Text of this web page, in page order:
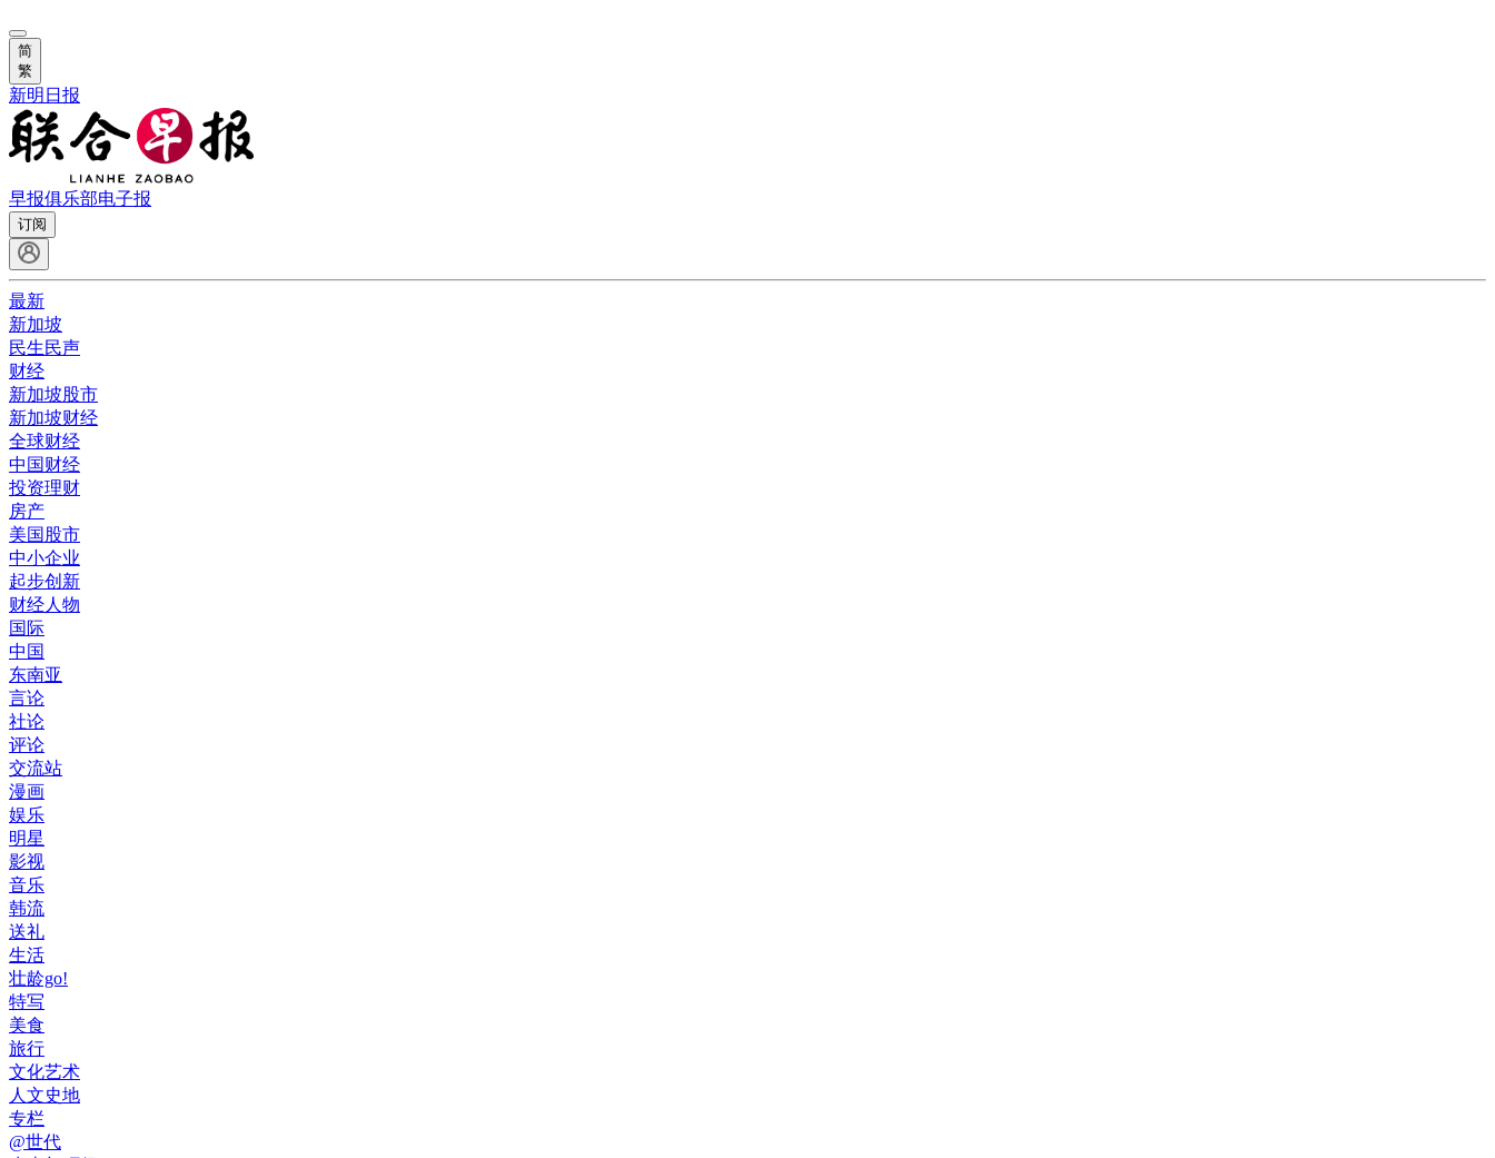
简
繁
新明日报
早报俱乐部电子报
订阅
最新
新加坡
民生民声
财经
新加坡股市
新加坡财经
全球财经
中国财经
投资理财
房产
美国股市
中小企业
起步创新
财经人物
国际
中国
东南亚
言论
社论
评论
交流站
漫画
娱乐
明星
影视
音乐
韩流
送礼
生活
壮龄go!
特写
美食
旅行
文化艺术
人文史地
专栏
@世代